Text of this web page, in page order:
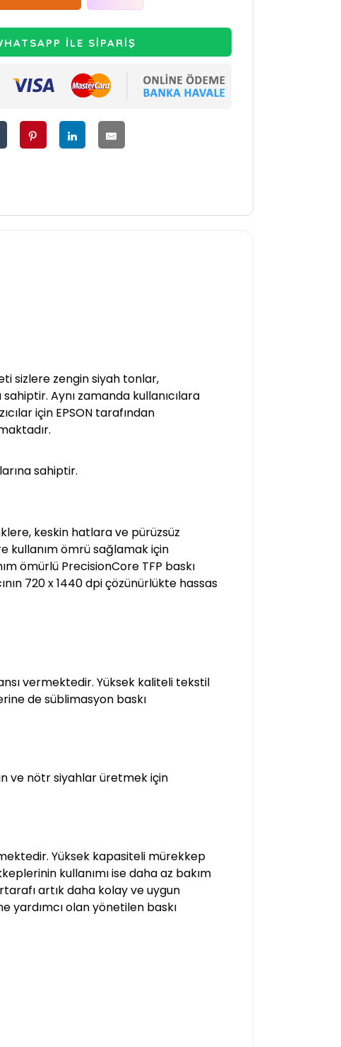
İLE SİPARİŞ
sizlere zengin siyah tonlar,
Aynı zamanda kullanıcılara
için EPSON tarafından
sahiptir.
keskin hatlara ve pürüzsüz
kullanım ömrü sağlamak için
ömürlü PrecisionCore TFP baskı
720 x 1440 dpi çözünürlükte hassas
vermektedir. Yüksek kaliteli tekstil
de süblimasyon baskı
ve nötr siyahlar üretmek için
Yüksek kapasiteli mürekkep
kullanımı ise daha az bakım
artık daha kolay ve uygun
yardımcı olan yönetilen baskı